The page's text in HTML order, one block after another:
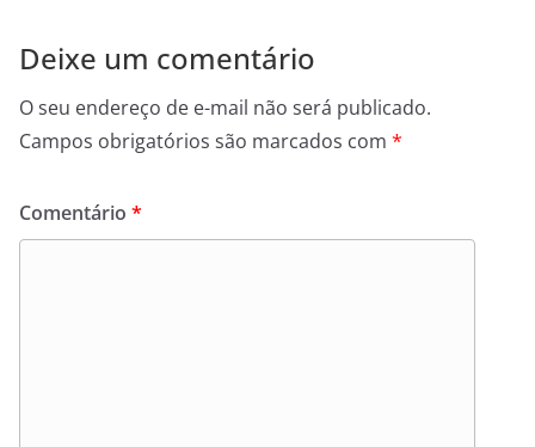
Deixe um comentário
O seu endereço de e-mail não será publicado.
Campos obrigatórios são marcados com *
Comentário *